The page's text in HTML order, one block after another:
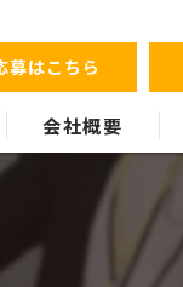
募はこちら
会社概要